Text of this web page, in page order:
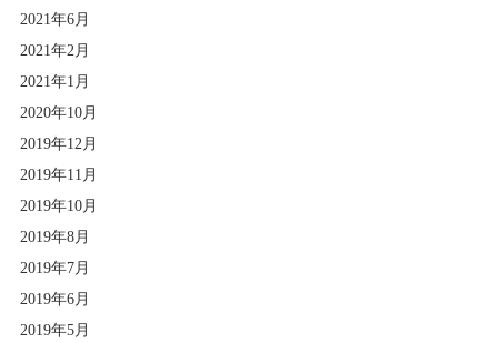
2021年6月
2021年2月
2021年1月
2020年10月
2019年12月
2019年11月
2019年10月
2019年8月
2019年7月
2019年6月
2019年5月